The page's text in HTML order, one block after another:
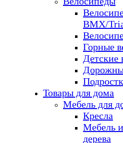
BMX/
Горные
Детские
Товары для дома
Мебель для
Кресла
Мебель
дерева